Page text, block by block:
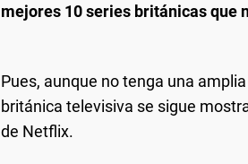
mejores 10 series británicas que
Pues, aunque no tenga una
británica televisiva se sigue
de Netflix.